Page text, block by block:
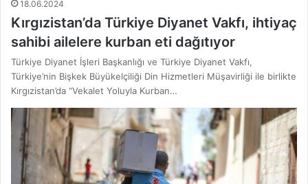
18.06.2024
Kırgızistan’da Türkiye Diyanet Vakfı, ihtiyaç
sahibi ailelere kurban eti dağıtıyor
Türkiye Diyanet İşleri Başkanlığı ve Türkiye Diyanet Vakfı,
Türkiye’nin Bişkek Büyükelçiliği Din Hizmetleri Müşavirliği ile birlikte
Kırgızistan’da “Vekalet Yoluyla Kurban…